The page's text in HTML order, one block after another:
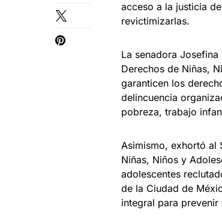
acceso a la justicia
revictimizarlas.
La senadora
Derechos de Niñas,
garanticen los
delincuencia
pobreza, trabajo
Asimismo, exhortó al
Niñas, Niños y
adolescentes
de la Ciudad de
integral para